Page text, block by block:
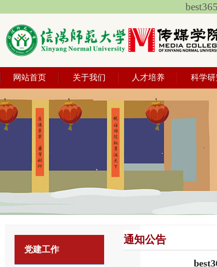
网站首页 关于我们 人才培养 科学
党建工作
通知公告